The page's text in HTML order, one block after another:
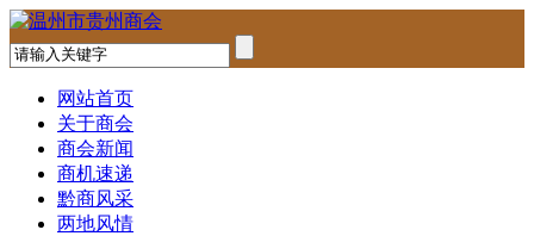
网站首页
关于商会
商会新闻
商机速递
黔商风采
两地风情